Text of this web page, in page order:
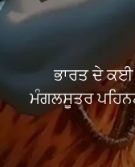
ਭਾਰਤ ਦੇ
ਮੰਗਲਸੂਤਰ